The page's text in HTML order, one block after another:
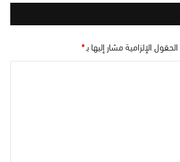
الحقول الإلزامية مشار إليها بـ*